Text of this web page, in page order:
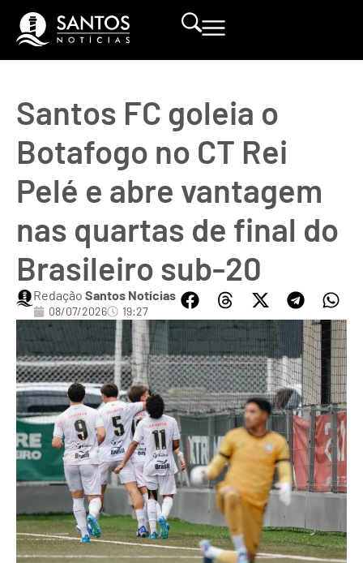
Santos FC goleia o
Botafogo no CT Rei
Pelé e abre vantagem
nas quartas de final do
Brasileiro sub-20
Redação Santos Notícias
08/07/2026 19:27